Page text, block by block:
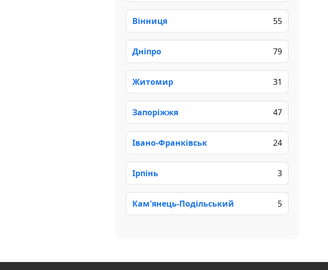
Вінниця 55
Дніпро 79
Житомир 31
Запоріжжя 47
Івано-Франківськ 24
Ірпінь 3
Кам'янець-Подільський 5